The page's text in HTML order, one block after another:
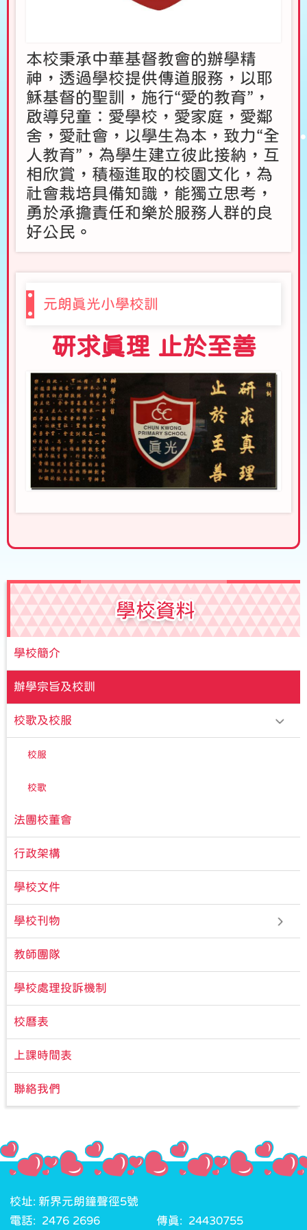
本校秉承中華基督教會的辦學精
神，透過學校提供傳道服務，以耶
穌基督的聖訓，施行“愛的教育”，
啟導兒童：愛學校，愛家庭，愛鄰
舍，愛社會，以學生為本，致力“全
人教育”，為學生建立彼此接納，互
相欣賞，積極進取的校園文化，為
社會栽培具備知識，能獨立思考，
勇於承擔責任和樂於服務人群的良
好公民。
元朗真光小學校訓
研求真理 止於至善
學校資料
學校簡介
辦學宗旨及校訓
校歌及校服
校服
校歌
法團校董會
行政架構
學校文件
學校刊物
教師團隊
學校處理投訴機制
校曆表
上課時間表
聯絡我們
校址: 新界元朗鐘聲徑5號
電話: 2476 2696
傳真: 24430755